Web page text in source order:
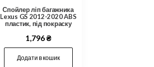
Спойлер ліп багажника
Lexus GS 2012-2020 ABS
пластик, під покраску
1,796₴
Додати в кошик